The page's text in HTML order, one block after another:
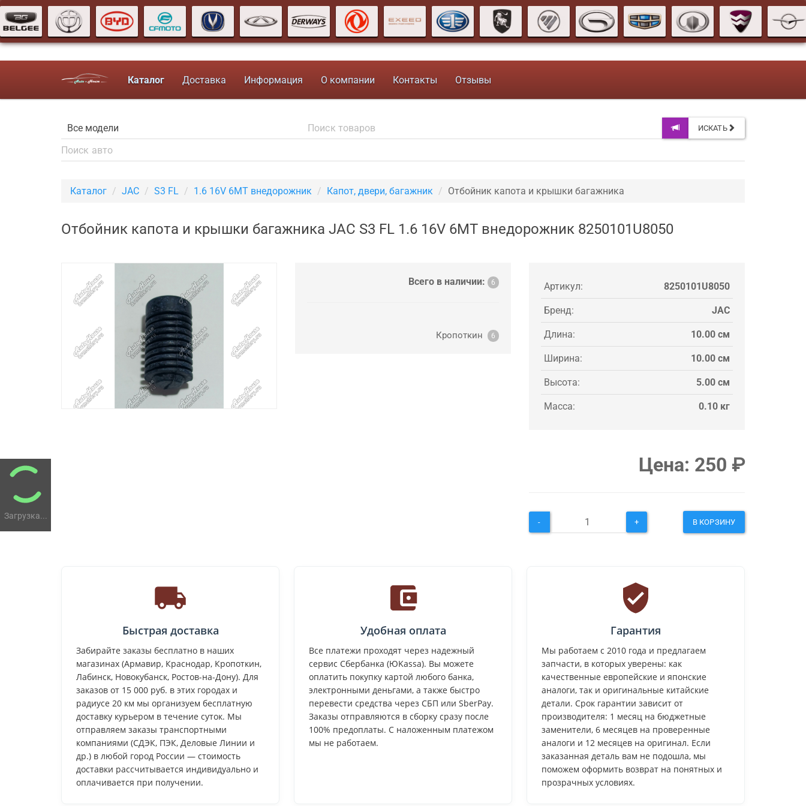
Загрузка...
Каталог Доставка Информация О компании Контакты Отзывы
ИСКАТЬ
Каталог JAC S3 FL 1.6 16V 6MT внедорожник Капот, двери, багажник Отбойник капота и крышки багажника
Отбойник капота и крышки багажника JAC S3 FL 1.6 16V 6MT внедорожник 8250101U8050
Всего в наличии: 6
Кропоткин 6
Артикул: 8250101U8050
Бренд: JAC
Длина: 10.00 см
Ширина: 10.00 см
Высота: 5.00 см
Масса: 0.10 кг
Цена: 250 ₽
- + В КОРЗИНУ
Быстрая доставка
Забирайте заказы бесплатно в наших
магазинах (Армавир, Краснодар, Кропоткин,
Лабинск, Новокубанск, Ростов-на-Дону). Для
заказов от 15 000 руб. в этих городах и
радиусе 20 км мы организуем бесплатную
доставку курьером в течение суток. Мы
отправляем заказы транспортными
компаниями (СДЭК, ПЭК, Деловые Линии и
др.) в любой город России — стоимость
доставки рассчитывается индивидуально и
оплачивается при получении.
Удобная оплата
Все платежи проходят через надежный
сервис Сбербанка (ЮKassa). Вы можете
оплатить покупку картой любого банка,
электронными деньгами, а также быстро
перевести средства через СБП или SberPay.
Заказы отправляются в сборку сразу после
100% предоплаты. С наложенным платежом
мы не работаем.
Гарантия
Мы работаем с 2010 года и предлагаем
запчасти, в которых уверены: как
качественные европейские и японские
аналоги, так и оригинальные китайские
детали. Срок гарантии зависит от
производителя: 1 месяц на бюджетные
заменители, 6 месяцев на проверенные
аналоги и 12 месяцев на оригинал. Если
заказанная деталь вам не подошла, мы
поможем оформить возврат на понятных и
прозрачных условиях.